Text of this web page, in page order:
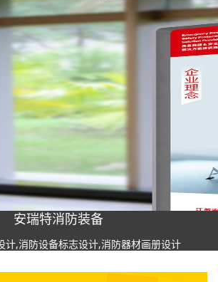
安瑞特消防装备
计,消防设备标志设计,消防器材画册设计